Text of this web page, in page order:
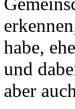
habe,
und
aber